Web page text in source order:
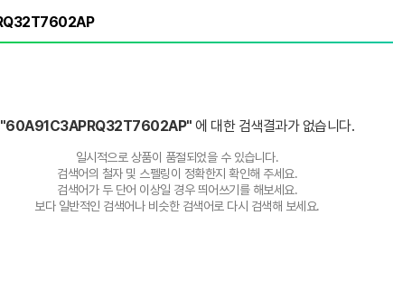
"60A91C3APRQ32T7602AP"에 대한 검색결과가 없습니다.
일시적으로 상품이 품절되었을 수 있습니다.
검색어의 철자 및 스펠링이 정확한지 확인해 주세요.
검색어가 두 단어 이상일 경우 띄어쓰기를 해보세요.
보다 일반적인 검색어나 비슷한 검색어로 다시 검색해 보세요.